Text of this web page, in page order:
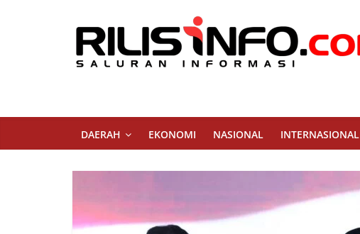
Rilis
Info
Saluran
Informasi
DAERAH EKONOMI NASIONAL INTERNASIONAL